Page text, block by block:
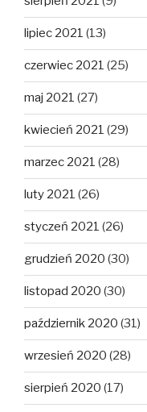
lipiec 2021 (13)
czerwiec 2021 (25)
maj 2021 (27)
kwiecień 2021 (29)
marzec 2021 (28)
luty 2021 (26)
styczeń 2021 (26)
grudzień 2020 (30)
listopad 2020 (30)
październik 2020 (31)
wrzesień 2020 (28)
sierpień 2020 (17)